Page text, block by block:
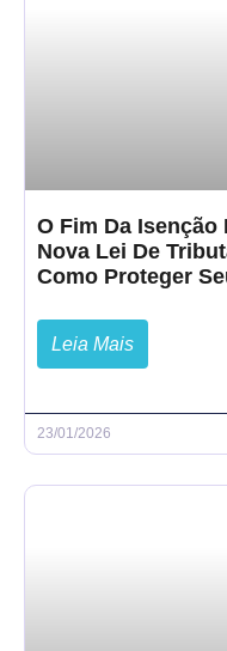
O Fim Da Isenção
Nova Lei De
Como Proteger
Leia Mais
23/01/2026